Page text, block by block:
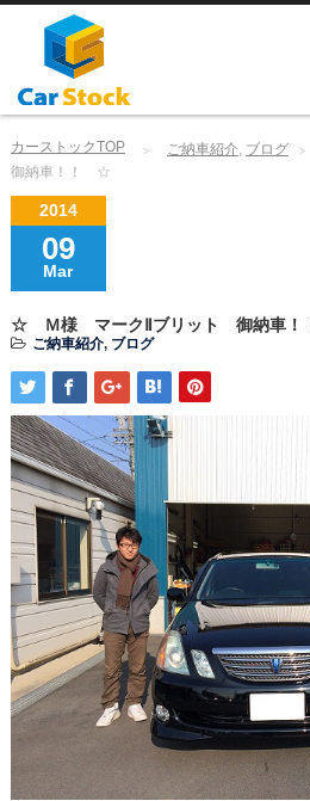
カーストックTOP ご納車紹介 ブログ
御納車！！ ☆
2014
09
Mar
☆ Ｍ様 マークⅡブリット 御納車
ご納車紹介, ブログ